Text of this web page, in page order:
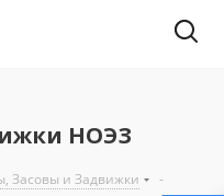
НОЭЗ
Засовы и Задвижки
-